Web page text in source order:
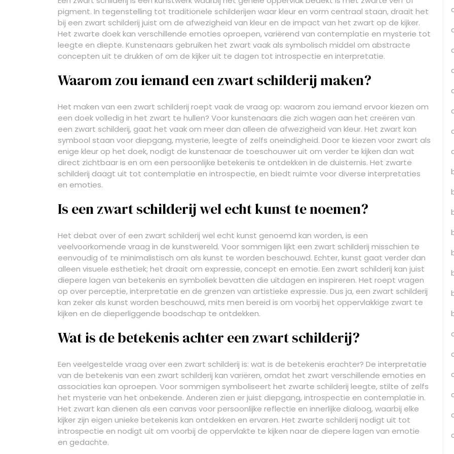
pigment. In tegenstelling tot traditionele schilderijen waar kleur en vorm centraal staan, draait het
bij een zwart schilderij juist om de afwezigheid van kleur en de impact van het zwart op de kijker.
Het zwarte doek kan verschillende emoties oproepen, variërend van contemplatie en mysterie tot
leegte en diepte. Kunstenaars gebruiken het zwart vaak als symbolisch middel om abstracte
concepten uit te drukken of om de kijker uit te dagen tot introspectie en interpretatie.
Waarom zou iemand een zwart schilderij maken?
Het maken van een zwart schilderij roept vaak de vraag op: waarom zou iemand ervoor kiezen om
een doek volledig in het zwart te hullen? Voor kunstenaars die zich wagen aan het creëren van
een zwart schilderij, gaat het vaak om meer dan alleen de afwezigheid van kleur. Het zwart kan
symbool staan voor diepgang, mysterie, leegte of zelfs oneindigheid. Door te kiezen voor zwart als
enige kleur op het doek, nodigt de kunstenaar de toeschouwer uit om verder te kijken dan wat
direct zichtbaar is en om een persoonlijke betekenis te ontdekken in de duisternis. Het zwarte
schilderij daagt uit tot contemplatie en introspectie, en biedt ruimte voor diverse interpretaties
en emoties.
Is een zwart schilderij wel echt kunst te noemen?
Het debat over of een zwart schilderij wel echt kunst genoemd kan worden, is een
veelvoorkomende vraag in de kunstwereld. Voor sommigen lijkt een zwart schilderij misschien te
eenvoudig of te minimalistisch om als kunst te worden beschouwd. Echter, kunst gaat verder dan
alleen visuele esthetiek; het draait om expressie, concept en emotie. Een zwart schilderij kan juist
diepere lagen van betekenis en symboliek bevatten die uitdagen en inspireren. Het roept vragen
op over perceptie, interpretatie en de grenzen van artistieke expressie. Dus ja, een zwart schilderij
kan zeker als kunst worden beschouwd, mits men bereid is om voorbij het oppervlakkige zwart te
kijken en de dieperliggende boodschap te ontdekken.
Wat is de betekenis achter een zwart schilderij?
Een veelgestelde vraag over een zwart schilderij is: wat is de betekenis erachter? De interpretatie
van de betekenis van een zwart schilderij kan variëren, omdat het zwart verschillende emoties en
associaties kan oproepen. Voor sommigen symboliseert het zwarte schilderij leegte, stilte of zelfs
het mysterie van het onbekende. Anderen zien er juist diepgang, introspectie en contemplatie in.
Het zwart kan dienen als een canvas voor persoonlijke reflectie en innerlijke dialoog, waarbij elke
kijker zijn eigen unieke betekenis kan ontdekken en ervaren. Het zwarte schilderij nodigt uit tot
introspectie en nodigt uit om voorbij de oppervlakte te kijken naar de diepere lagen van emotie
en gedachte.